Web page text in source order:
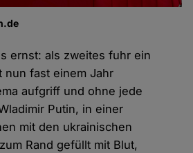
ernst: als zweites fuhr ein
nun fast einem Jahr
aufgriff und ohne jede
Putin, in einer
mit den ukrainischen
Rand gefüllt mit Blut,